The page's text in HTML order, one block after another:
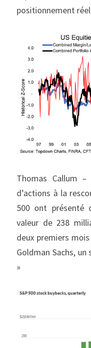
positionnement
Thomas Callum
d’actions à la
500 ont présenté
valeur de 238
deux premiers
Goldman Sachs,
»